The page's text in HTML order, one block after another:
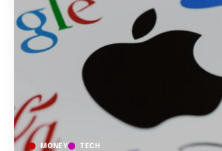
MONEY TECH